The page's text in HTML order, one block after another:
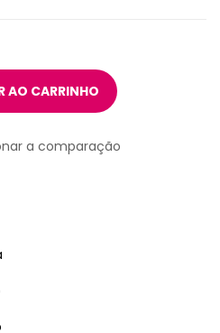
AO CARRINHO
a comparação